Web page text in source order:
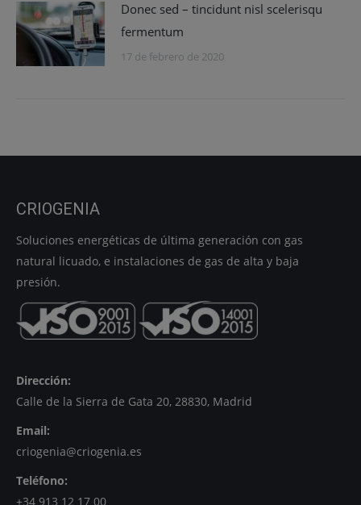
Donec sed – tincidunt nisl scelerisqu
fermentum
17 de febrero de 2020
CRIOGENIA
Soluciones energéticas de última generación con gas
natural licuado, e instalaciones de gas de alta y baja
presión.
Dirección:
Calle de la Sierra de Gata 20, 28830, Madrid
Email:
criogenia@criogenia.es
Teléfono:
+34 913 12 17 00